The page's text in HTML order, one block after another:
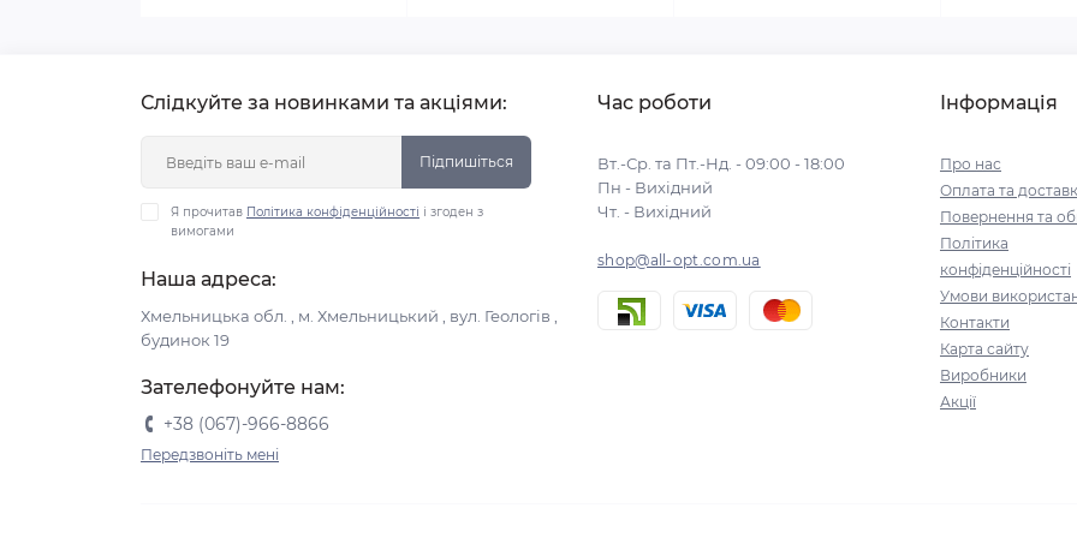
Слідкуйте за новинками та акціями:
Підпишіться
Я прочитав Політика конфіденційності і згоден з
вимогами
Наша адреса:
Хмельницька обл. , м. Хмельницький , вул. Геологів ,
будинок 19
Зателефонуйте нам:
+38 (067)-966-8866
Передзвоніть мені
Час роботи
Вт.-Ср. та Пт.-Нд. - 09:00 - 18:00
Пн - Вихідний
Чт. - Вихідний
shop@all-opt.com.ua
Інформація
Про нас
Оплата та
Повернення та
Політика
конфіденційності
Умови
Контакти
Карта сайту
Виробники
Акції